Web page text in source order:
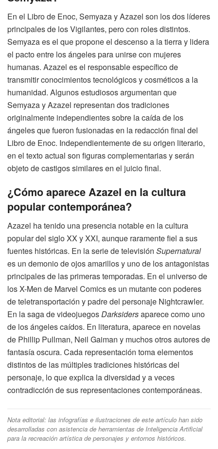
En el Libro de Enoc, Semyaza y Azazel son los dos líderes
principales de los Vigilantes, pero con roles distintos.
Semyaza es el que propone el descenso a la tierra y lidera
el pacto entre los ángeles para unirse con mujeres
humanas. Azazel es el responsable específico de
transmitir conocimientos tecnológicos y cosméticos a la
humanidad. Algunos estudiosos argumentan que
Semyaza y Azazel representan dos tradiciones
originalmente independientes sobre la caída de los
ángeles que fueron fusionadas en la redacción final del
Libro de Enoc. Independientemente de su origen literario,
en el texto actual son figuras complementarias y serán
objeto de castigos similares en el juicio final.
¿Cómo aparece Azazel en la cultura
popular contemporánea?
Azazel ha tenido una presencia notable en la cultura
popular del siglo XX y XXI, aunque raramente fiel a sus
fuentes históricas. En la serie de televisión Supernatural
es un demonio de ojos amarillos y uno de los antagonistas
principales de las primeras temporadas. En el universo de
los X-Men de Marvel Comics es un mutante con poderes
de teletransportación y padre del personaje Nightcrawler.
En la saga de videojuegosDarksidersaparece como uno
de los ángeles caídos. En literatura, aparece en novelas
de Phillip Pullman, Neil Gaiman y muchos otros autores de
fantasía oscura. Cada representación toma elementos
distintos de las múltiples tradiciones históricas del
personaje, lo que explica la diversidad y a veces
contradicción de sus representaciones contemporáneas.
Nota editorial: las infografías e ilustraciones de este artículo han sido
desarrolladas con asistencia de herramientas de Inteligencia Artificial
para la recreación artística de personajes y entornos históricos.